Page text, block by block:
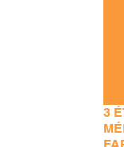
3